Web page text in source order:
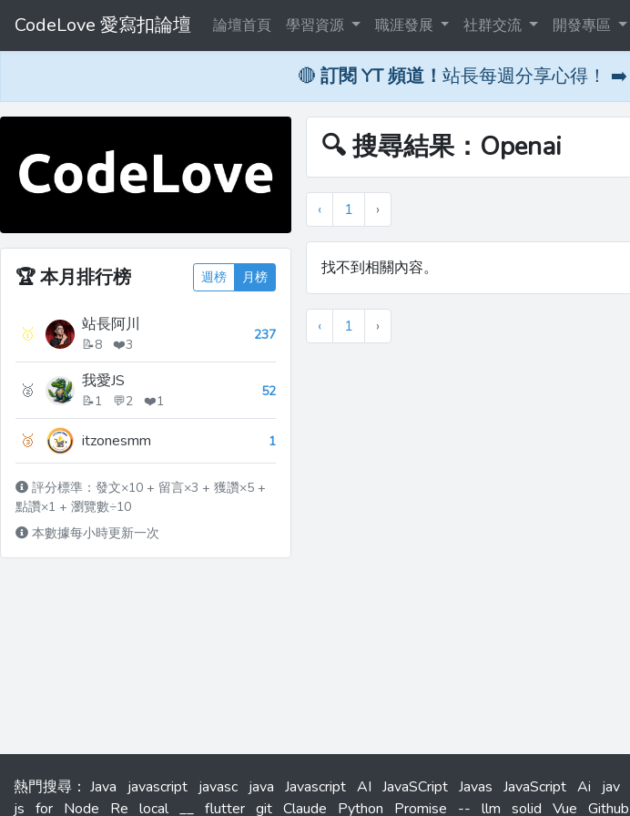
CodeLove 愛寫扣論壇 論壇首頁 學習資源 職涯發展 社群交流 開發專區
🔴 訂閱 YT 頻道！ 站長每週分享心得！ ➡️
🏆本月排行榜 週榜 月榜
🥇 站長阿川
📝8 ❤️3
237
🥈 我愛JS
📝1 💬2 ❤️1
52
🥉 itzonesmm 1
評分標準：發文×10 + 留言×3 + 獲讚×5 +
點讚×1 + 瀏覽數÷10
本數據每小時更新一次
🔍 搜尋結果：Openai
‹ 1 ›
找不到相關內容。
‹ 1 ›
熱門搜尋 ： Java javascript javasc java Javascript AI JavaSCript Javas JavaScript Ai jav
js for Node Re local __ flutter git Claude Python Promise -- llm solid Vue Github